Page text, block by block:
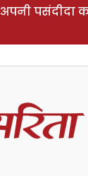
अपनी पसंदीदा